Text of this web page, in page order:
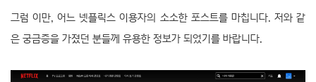
그럼 이만, 어느 넷플릭스 이용자의 소소한 포스트를 마칩니다. 저와 같
은 궁금증을 가졌던 분들께 유용한 정보가 되었기를 바랍니다.